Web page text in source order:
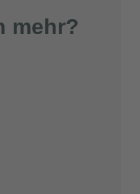
mehr?